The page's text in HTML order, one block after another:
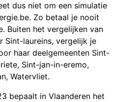
dus niet om een simulatie
Zo betaal je nooit
Buiten het vergelijken van
Sint-laureins, vergelijk je
haar deelgemeenten Sint-
Sint-jan-in-eremo,
Watervliet.
bepaalt in Vlaanderen het